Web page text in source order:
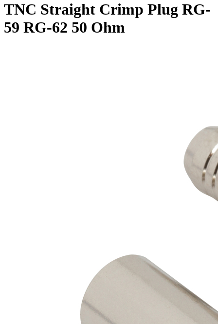
TNC Straight Crimp Plug RG-
59 RG-62 50 Ohm